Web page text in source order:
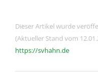
Dieser Artikel wurde
(Aktueller Stand vom
https://svhahn.de